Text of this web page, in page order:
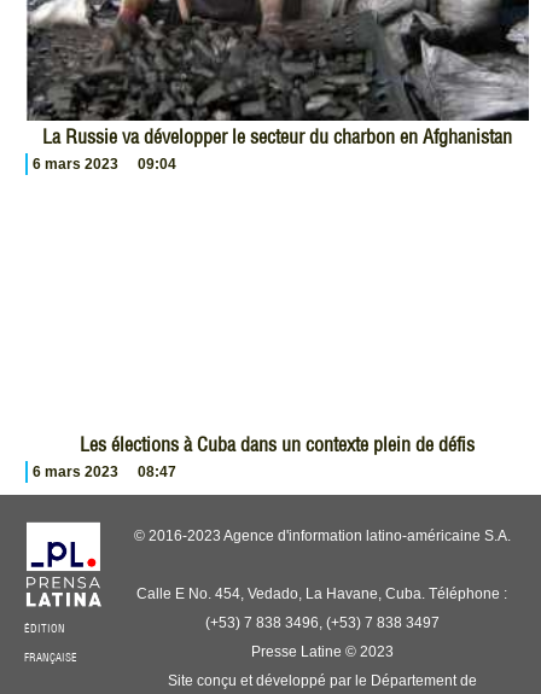
La Russie va développer le secteur du charbon en Afghanistan
6 mars 2023 09:04
Les élections à Cuba dans un contexte plein de défis
6 mars 2023 08:47
ÉDITION
FRANÇAISE
© 2016-2023 Agence d'information latino-américaine S.A.
Calle E No. 454, Vedado, La Havane, Cuba. Téléphone :
(+53) 7 838 3496, (+53) 7 838 3497
Presse Latine © 2023
Site conçu et développé par le Département de